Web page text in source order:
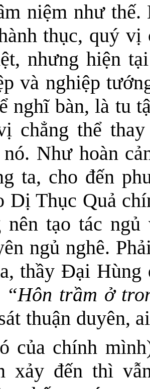
niệm như thế.
thục, quý vị
nhưng hiện
và nghiệp
nghĩ bàn, là tu
chẳng thể thay
Như hoàn
ta, cho đến
Dị Thục Quả
nêntạo tác
ngủ nghê.
thầy Đại Hùng
“Hôn trầm ở
thuận duyên,
của chính
xảy đến thì